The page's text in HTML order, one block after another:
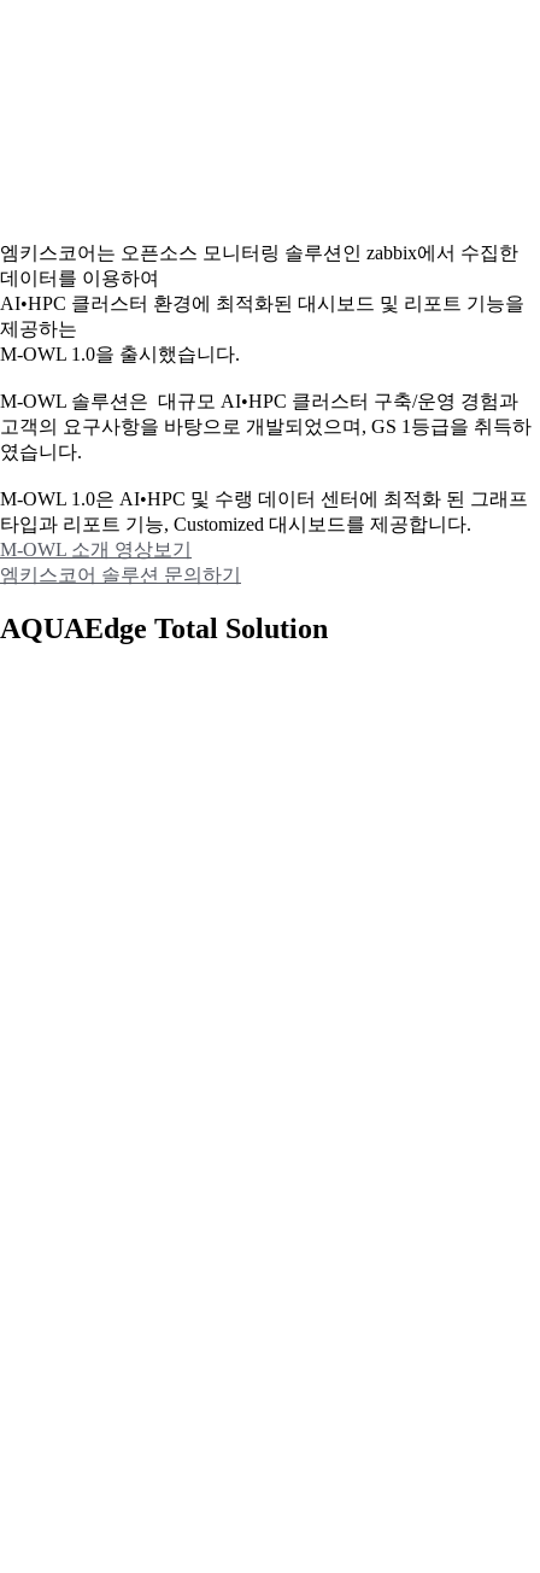
엠키스코어는 오픈소스 모니터링 솔루션인 zabbix에서 수집한
데이터를 이용하여
AI•HPC 클러스터 환경에 최적화된 대시보드 및 리포트 기능을
제공하는
M-OWL 1.0을 출시했습니다.
M-OWL 솔루션은 대규모 AI•HPC 클러스터 구축/운영 경험과
고객의 요구사항을 바탕으로 개발되었으며, GS 1등급을 취득하
였습니다.
M-OWL 1.0은 AI•HPC 및 수랭 데이터 센터에 최적화 된 그래프
타입과 리포트 기능, Customized 대시보드를 제공합니다.
M-OWL 소개 영상보기
엠키스코어 솔루션 문의하기
AQUAEdge Total Solution